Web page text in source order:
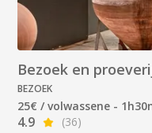
Bezoek en
BEZOEK
25€ / volwassene -
4.9
(36)